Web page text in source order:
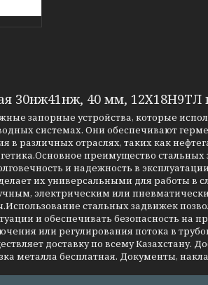
30нж41нж, 40 мм, 12Х18Н9ТЛ
запорные устройства, которые
системах. Они обеспечивают
в различных отраслях, таких как
преимущество стальных
и надежность в
их универсальными для работы в
электрическим или
стальных задвижек
и обеспечивать безопасность
или регулирования потока в
доставку по всему Казахстану.
металла бесплатная. Документы,